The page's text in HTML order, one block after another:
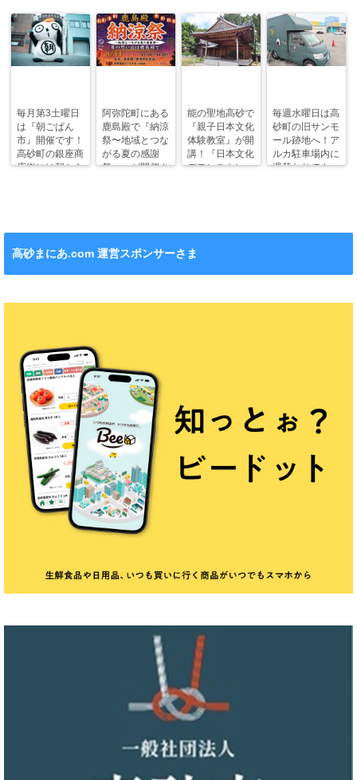
毎月第3土曜日
は『朝ごぱん
市』開催です！
高砂町の銀座商
店街には朝から
阿弥陀町にある
鹿島殿で『納涼
祭〜地域とつな
がる夏の感謝
祭〜』が開催さ
能の聖地高砂で
『親子日本文化
体験教室』が開
講！『日本文化
デモンストレー
毎週水曜日は高
砂町の旧サンモ
ール跡地へ！ア
ルカ駐車場内に
週替わりでキッ
高砂まにあ.com 運営スポンサーさま